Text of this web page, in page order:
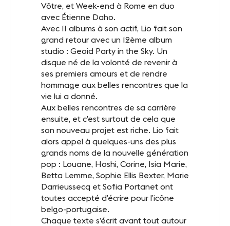
Actualités
INFOS PRATIQUES
Accès
Accessibilité PMR
Restauration et hébergement
Sécurité et protocole sanitaire
Objets perdus et trouvés
Contact
Vôtre, et Week-end à Rome en duo
avec Étienne Daho.
Avec 11 albums à son actif, Lio fait son
grand retour avec un 12ème album
studio : Geoid Party in the Sky. Un
disque né de la volonté de revenir à
ses premiers amours et de rendre
hommage aux belles rencontres que la
vie lui a donné.
Aux belles rencontres de sa carrière
ensuite, et c’est surtout de cela que
son nouveau projet est riche. Lio fait
alors appel à quelques-uns des plus
grands noms de la nouvelle génération
pop : Louane, Hoshi, Corine, Isia Marie,
Betta Lemme, Sophie Ellis Bexter, Marie
Darrieussecq et Sofia Portanet ont
toutes accepté d’écrire pour l’icône
belgo-portugaise.
Chaque texte s’écrit avant tout autour